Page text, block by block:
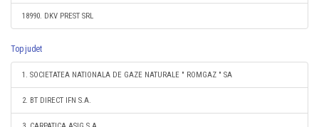
18990. DKV PREST SRL
Top judet
1. SOCIETATEA NATIONALA DE GAZE NATURALE " ROMGAZ " SA
2. BT DIRECT IFN S.A.